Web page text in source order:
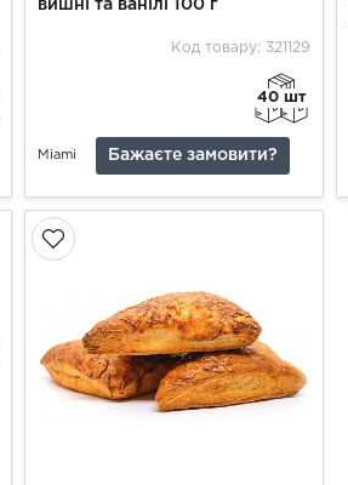
вишні та ванілі 100 г
Код товару: 321129
40 шт
Miami Бажаєте замовити?